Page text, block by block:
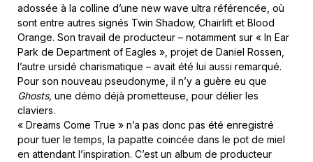
adossée à la colline d’une new wave ultra référencée, où
sont entre autres signés Twin Shadow, Chairlift et Blood
Orange. Son travail de producteur – notamment sur « In Ear
Park de Department of Eagles », projet de Daniel Rossen,
l’autre ursidé charismatique – avait été lui aussi remarqué.
Pour son nouveau pseudonyme, il n’y a guère eu que
Ghosts, une démo déjà prometteuse, pour délier les
claviers.
« Dreams Come True » n’a pas donc pas été enregistré
pour tuer le temps, la papatte coincée dans le pot de miel
en attendant l’inspiration. C’est un album de producteur